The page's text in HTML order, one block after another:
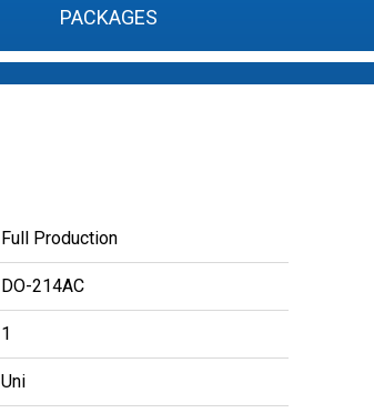
PACKAGES
Full Production
DO-214AC
1
Uni